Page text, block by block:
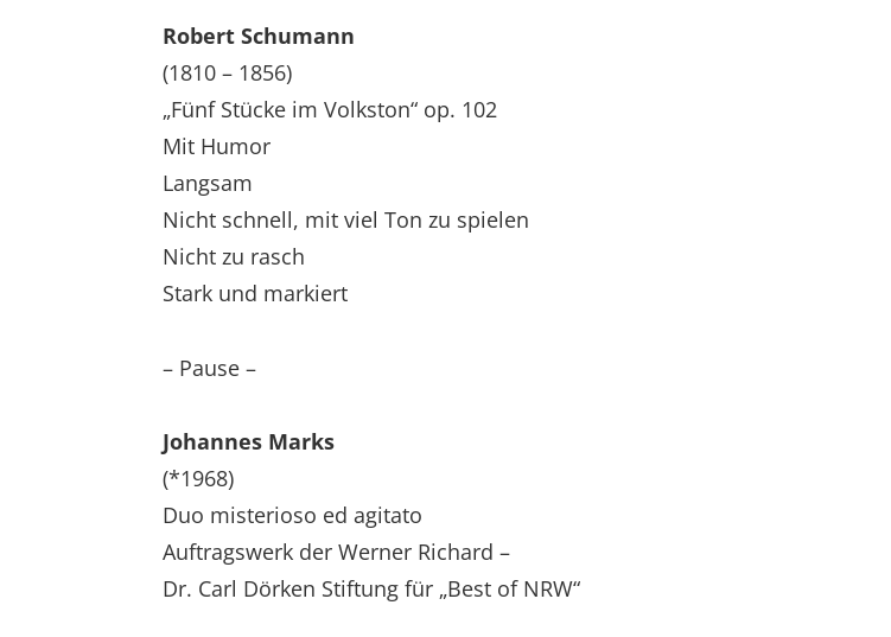
Robert Schumann
(1810 – 1856)
„Fünf Stücke im Volkston“ op. 102
Mit Humor
Langsam
Nicht schnell, mit viel Ton zu spielen
Nicht zu rasch
Stark und markiert
– Pause –
Johannes Marks
(*1968)
Duo misterioso ed agitato
Auftragswerk der Werner Richard –
Dr. Carl Dörken Stiftung für „Best of NRW“